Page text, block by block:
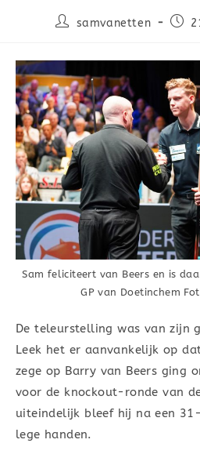
samvanetten
Sam feliciteert van Beers en is
GP van Doetinchem
De teleurstelling was van zijn
Leek het er aanvankelijk op
zege op Barry van Beers ging
voor de knockout-ronde van
uiteindelijk bleef hij na een
lege handen.